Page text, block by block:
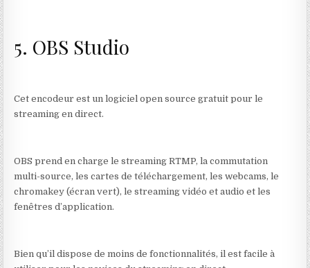
5. OBS Studio
Cet encodeur est un logiciel open source gratuit pour le
streaming en direct.
OBS prend en charge le streaming RTMP, la commutation
multi-source, les cartes de téléchargement, les webcams, le
chromakey (écran vert), le streaming vidéo et audio et les
fenêtres d’application.
Bien qu’il dispose de moins de fonctionnalités, il est facile à